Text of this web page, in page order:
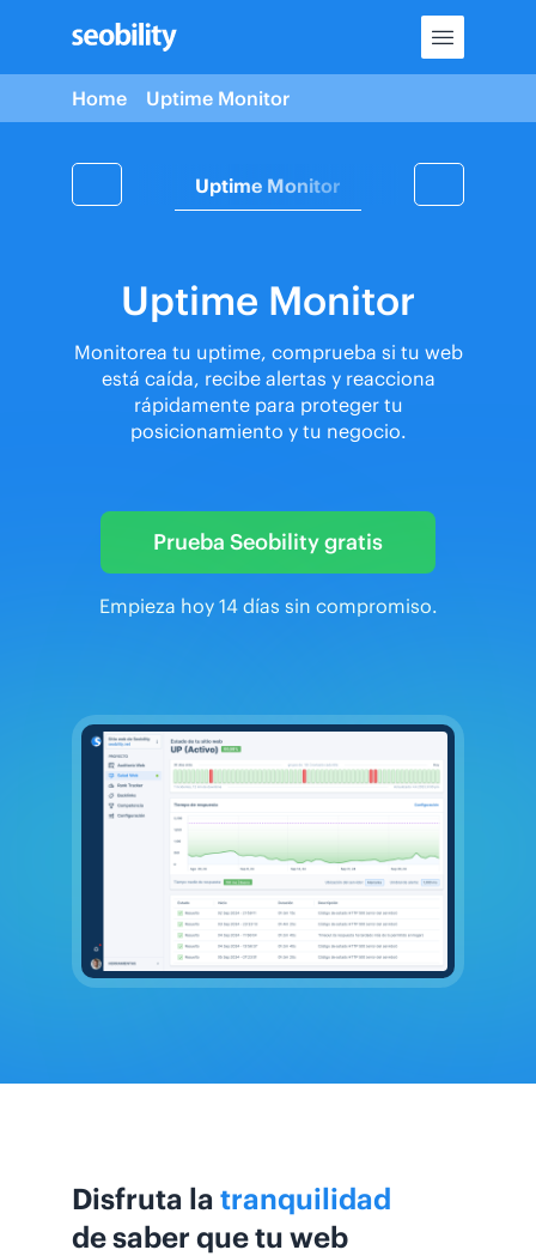
content
Home
Uptime Monitor
Uptime Monitor
Uptime Monitor
Monitorea tu uptime, comprueba si tu web
está caída, recibe alertas y reacciona
rápidamente para proteger tu
posicionamiento y tu negocio.
Prueba Seobility gratis
Empieza hoy 14 días sin compromiso.
Disfruta la tranquilidad
de saber que tu web